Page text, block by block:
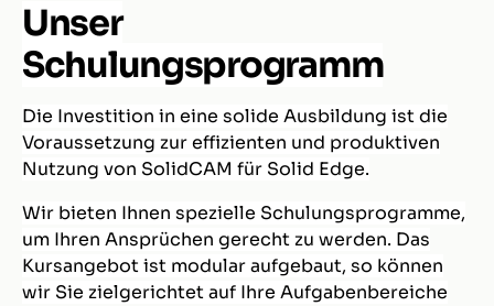
Unser
Schulungsprogramm
Die Investition in eine solide Ausbildung ist die
Voraussetzung zur effizienten und produktiven
Nutzung von SolidCAM für Solid Edge.
Wir bieten Ihnen spezielle Schulungsprogramme,
um Ihren Ansprüchen gerecht zu werden. Das
Kursangebot ist modular aufgebaut, so können
wir Sie zielgerichtet auf Ihre Aufgabenbereiche